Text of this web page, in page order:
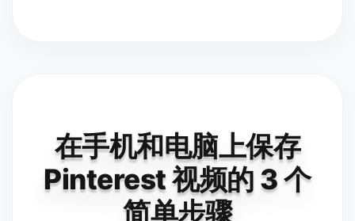
在手机和电脑上保存
Pinterest 视频的 3 个
简单步骤